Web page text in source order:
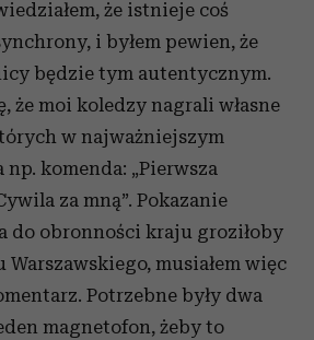
że istnieje coś
i byłem pewien, że
będzie tym autentycznym.
że moi koledzy nagrali własne
w najważniejszym
np. komenda: „Pierwsza
za mną”. Pokazanie
do obronności kraju groziłoby
Warszawskiego, musiałem więc
Potrzebne były dwa
magnetofon, żeby to